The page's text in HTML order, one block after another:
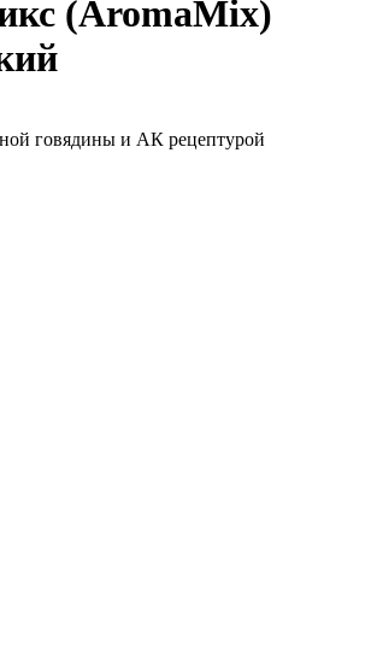
(AromaMix)
говядины и АК рецептурой